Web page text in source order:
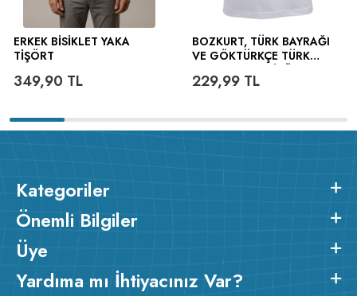
ERKEK BISIKLET YAKA
TIŞÖRT
349,90 TL
BOZKURT, TÜRK BAYRAĞI
VE GÖKTÜRKÇE TÜRK
229,99TL
Kategoriler
Önemli Bilgiler
Üye
Yardıma mı İhtiyacınız Var?